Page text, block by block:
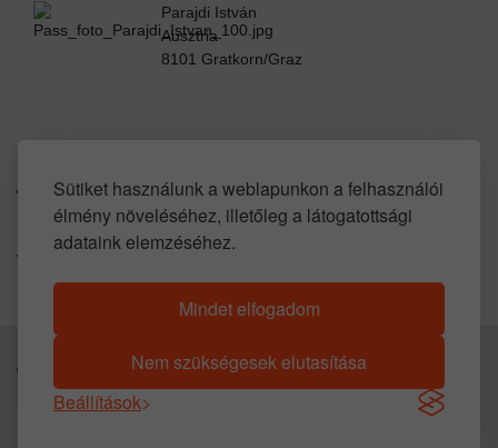
Sütiket használunk a weblapunkon a felhasználói
élmény növeléséhez, illetőleg a látogatottsági
adataink elemzéséhez.
Mindet elfogadom
Nem szükségesek elutasítása
Beállítások
Parajdi István
Ausztria
8101 Gratkorn/Graz
SOCIAL LINKS
www.youtube.com/user/propertyinaustria
https://www.huis-kopen-oostenrijk.com
© 2016 - Parajdi Immobilien. All Rights Reserved.